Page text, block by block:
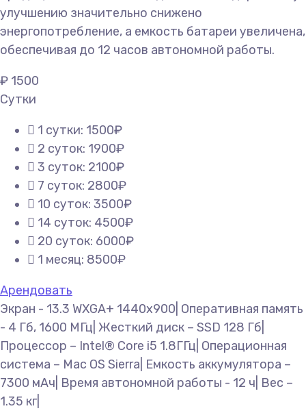
улучшению значительно снижено
энергопотребление, а емкость батареи увеличена,
обеспечивая до 12 часов автономной работы.
₽ 1500
Сутки
1 сутки: 1500₽
2 суток: 1900₽
3 суток: 2100₽
7 суток: 2800₽
10 суток: 3500₽
14 суток: 4500₽
20 суток: 6000₽
1 месяц: 8500₽
Арендовать
Экран - 13.3 WXGA+ 1440x900| Оперативная память
- 4 Гб, 1600 МГц| Жесткий диск – SSD 128 Гб|
Процессор – Intel® Core i5 1.8ГГц| Операционная
система – Mac OS Sierra| Емкость аккумулятора –
7300 мАч| Время автономной работы - 12 ч| Вес –
1.35 кг|